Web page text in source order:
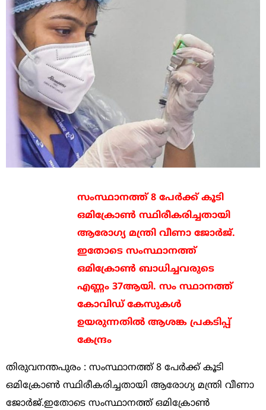
സംസ്ഥാനത്ത് 8 പേര്‍ക്ക് കൂടി
ഒമിക്രോണ്‍ സ്ഥിരീകരിച്ചതായി
ആരോഗ്യ മന്ത്രി വീണാ ജോര്‍ജ്.
ഇതോടെ സംസ്ഥാനത്ത്
ഒമിക്രോണ്‍ ബാധിച്ചവരുടെ
എണ്ണം 37ആയി. സം സ്ഥാനത്ത്
കോവിഡ് കേസുകള്‍
ഉയരുന്നതില്‍ ആശങ്ക പ്രകടിപ്പ്
കേന്ദ്രം
തിരുവനന്തപുരം : സംസ്ഥാനത്ത് 8 പേര്‍ക്ക് കൂടി
ഒമിക്രോണ്‍ സ്ഥിരീകരിച്ചതായി ആരോഗ്യ മന്ത്രി വീണാ
ജോര്‍ജ്.ഇതോടെ സംസ്ഥാനത്ത് ഒമിക്രോണ്‍